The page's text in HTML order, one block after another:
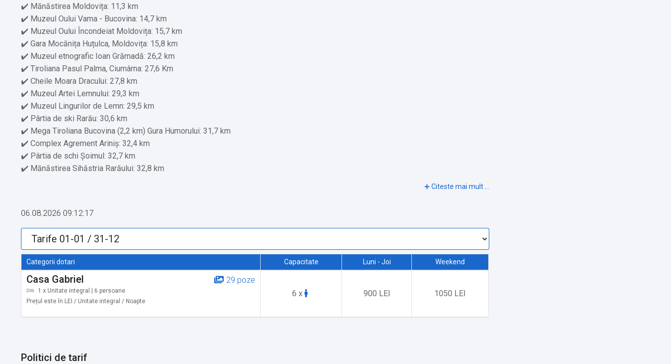
✔️ Mănăstirea Moldovița: 11,3 km
✔️ Muzeul Oului Vama - Bucovina: 14,7 km
✔️ Muzeul Oului Încondeiat Moldovița: 15,7 km
✔️ Gara Mocănița Huțulca, Moldovița: 15,8 km
✔️ Muzeul etnografic Ioan Grămadă: 26,2 km
✔️ Tiroliana Pasul Palma, Ciumârna: 27,6 Km
✔️ Cheile Moara Dracului: 27,8 km
✔️ Muzeul Artei Lemnului: 29,3 km
✔️ Muzeul Lingurilor de Lemn: 29,5 km
✔️ Pârtia de ski Rarău: 30,6 km
✔️ Mega Tiroliana Bucovina (2,2 km) Gura Humorului: 31,7 km
✔️ Complex Agrement Ariniș: 32,4 km
✔️ Pârtia de schi Șoimul: 32,7 km
✔️ Mănăstirea Sihăstria Rarăului: 32,8 km
✔️ Iezerul Sadovei: 38,3 Km
✔️ Mănăstirea Sucevița: 41,8 km
✔️ Drumul Transrarău: 48 Km
✔️ Salina Cacica: 49,4 km
✔️ Pietrele Doamnei Rarău: 51,6 km
Servicii suplimentare incluse in pret:
06.08.2026 09:12:17
Categorii dotari Capacitate Luni - Joi Weekend
29 poze
Casa Gabriel
1 x Unitate integral | 6 persoane
Prețul este în LEI / Unitate integral / Noapte
6 x 900 LEI 1050 LEI
Politici de tarif